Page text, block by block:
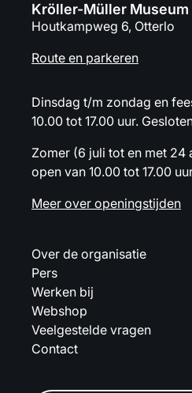
Kröller-Müller Museum
Houtkampweg 6, Otterlo
Route en parkeren
Dinsdag t/m zondag en
10.00 tot 17.00 uur.
Zomer (6 juli tot en met 24
open van 10.00 tot 17.00
Meer over openingstijden
Over de organisatie
Pers
Werken bij
Webshop
Veelgestelde vragen
Contact